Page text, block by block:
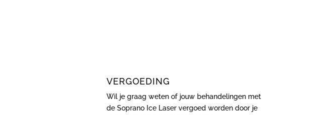
VERGOEDING
Wil je graag weten of jouw behandelingen met
de Soprano Ice Laser vergoed worden door je